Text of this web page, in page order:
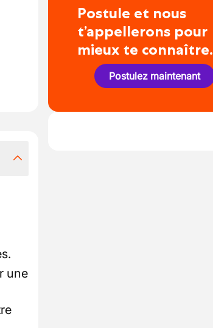
une
Postule et nous
t’appellerons pour
mieux te connaître.
Postulez maintenant